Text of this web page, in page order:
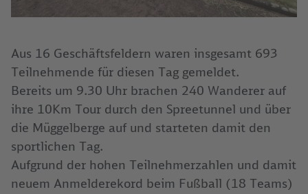
Aus 16 Geschäftsfeldern waren insgesamt 693
Teilnehmende für diesen Tag gemeldet.
Bereits um 9.30 Uhr brachen 240 Wanderer auf
ihre 10Km Tour durch den Spreetunnel und über
die Müggelberge auf und starteten damit den
sportlichen Tag.
Aufgrund der hohen Teilnehmerzahlen und damit
neuem Anmelderekord beim Fußball (18 Teams)